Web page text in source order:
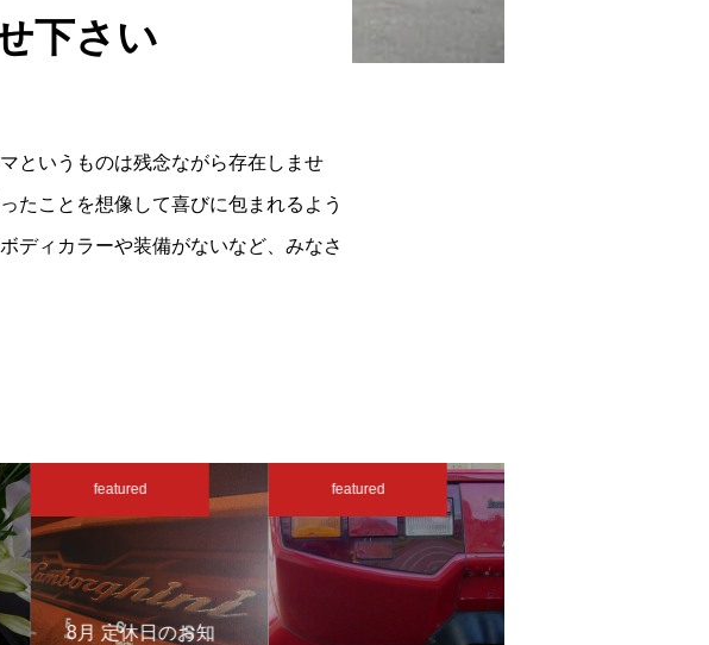
下さい
というものは残念ながら存在しませ
たことを想像して喜びに包まれるよう
ディカラーや装備がないなど、みなさ
featured
8月 定休日のお知
featured